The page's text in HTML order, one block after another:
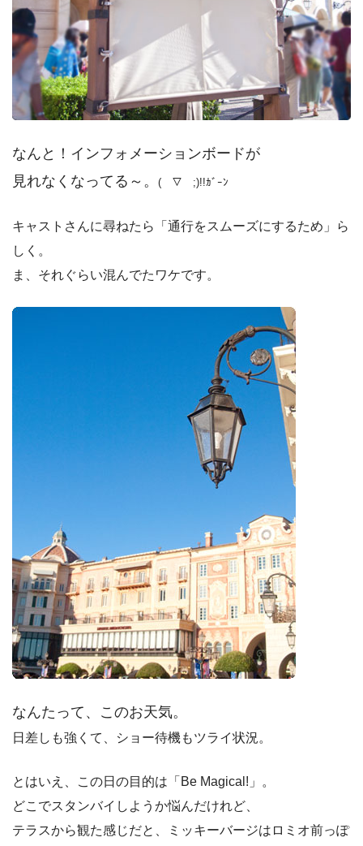
なんと！インフォメーションボードが
見れなくなってる～。
(￣▽￣;)!!ｶﾞｰﾝ
キャストさんに尋ねたら「通行をスムーズにするため」ら
しく。
ま、それぐらい混んでたワケです。
なんたって、このお天気。
日差しも強くて、ショー待機もツライ状況。
とはいえ、この日の目的は「Be Magical!」。
どこでスタンバイしようか悩んだけれど、
テラスから観た感じだと、ミッキーバージはロミオ前っぽ